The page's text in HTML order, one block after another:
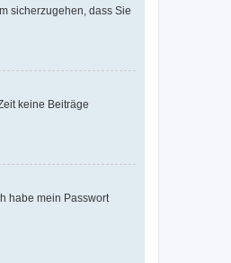
sicherzugehen, dass Sie
keine Beiträge
habe mein Passwort